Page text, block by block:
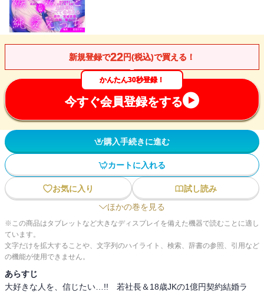
新規登録で22円(税込)で買える！
かんたん30秒登録！
今すぐ会員登録をする
購入手続きに進む
カートに入れる
お気に入り
試し読み
ほかの巻を見る
※この商品はタブレットなど大きなディスプレイを備えた機器で読むことに適し
ています。
文字だけを拡大することや、文字列のハイライト、検索、辞書の参照、引用など
の機能が使用できません。
あらすじ
大好きな人を、信じたい…!! 若社長＆18歳JKの1億円契約結婚ラ